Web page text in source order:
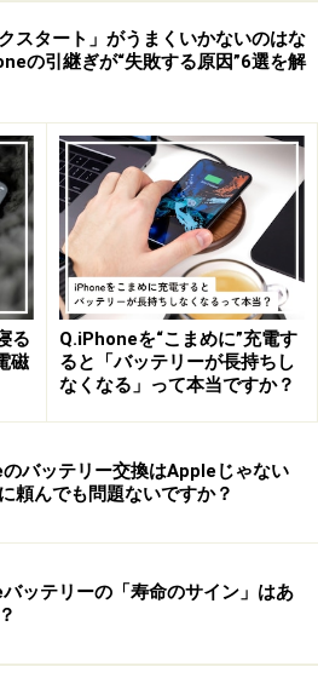
サイズミラーレスに参入してい
てはソニーの独壇場です。ソニ
のデジタル一眼レフとは違った
イズカメラとして市場を拡大し
ーズの中でも、さらに小型のモ
のフルサイズミラーレスカメラ
」と同等の機能ながらも大幅に
ジカメユーザーにとって憧れの
ペックカメラが掌サイズになり
ーン
Mini」
ドローンの登場を期待します。
クスタート」がうまくいかないのはな
の引継ぎが“失敗する原因”6選を解
る
磁
Q.iPhoneを“こまめに”充電す
ると「バッテリーが長持ちし
なくなる」って本当ですか？
バッテリー交換はAppleじゃない
頼んでも問題ないですか？
ッテリーの「寿命のサイン」はあ